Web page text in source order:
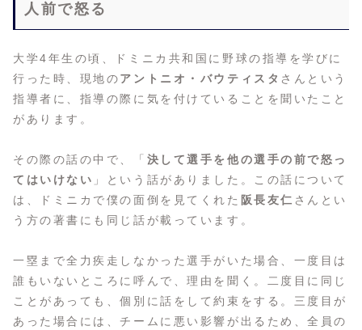
人前で怒る
大学4年生の頃、ドミニカ共和国に野球の指導を学びに
行った時、現地のアントニオ・バウティスタ さんという
指導者に、指導の際に気を付けていることを聞いたこと
があります。
その際の話の中で、「 決して選手を他の選手の前で怒っ
てはいけない 」という話がありました。この話について
は、ドミニカで僕の面倒を見てくれた 阪長友仁 さんとい
う方の著書にも同じ話が載っています。
一塁まで全力疾走しなかった選手がいた場合、一度目は
誰もいないところに呼んで、理由を聞く。二度目に同じ
ことがあっても、個別に話をして約束をする。三度目が
あった場合には、チームに悪い影響が出るため、全員の